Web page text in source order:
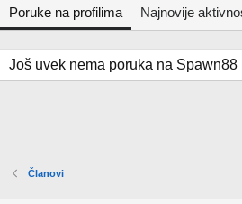
Poruke na profilima Najnovije
Još uvek nema poruka na Spawn88
Članovi